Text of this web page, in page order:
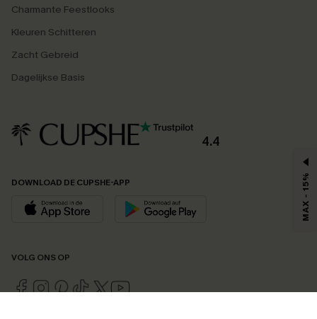
Charmante Feestlooks
Kleuren Schitteren
Zacht Gebreid
Dagelijkse Basis
4.4
DOWNLOAD DE CUPSHE-APP
VOLG ONS OP
MAX - 15%